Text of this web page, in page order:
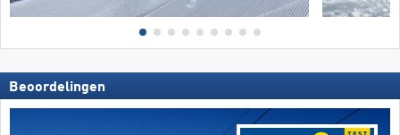
Beoordelingen